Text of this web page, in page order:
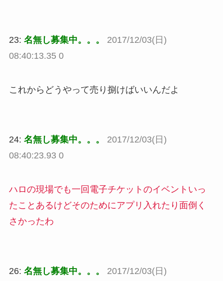
23: 名無し募集中。。。
2017/12/03(日)
08:40:13.35 0
これからどうやって売り捌けばいいんだよ
24: 名無し募集中。。。
2017/12/03(日)
08:40:23.93 0
ハロの現場でも一回電子チケットのイベントいっ
たことあるけどそのためにアプリ入れたり面倒く
さかったわ
26: 名無し募集中。。。
2017/12/03(日)